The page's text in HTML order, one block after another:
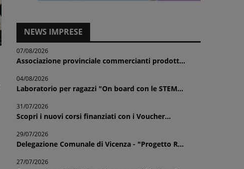
NEWS IMPRESE
07/08/2026
Associazione provinciale commercianti prodott...
04/08/2026
Laboratorio per ragazzi "On board con le STEM...
31/07/2026
Scopri i nuovi corsi finanziati con i Voucher...
29/07/2026
Delegazione Comunale di Vicenza - "Progetto R...
27/07/2026